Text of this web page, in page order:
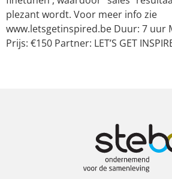
plezant wordt. Voor meer info zie
www.letsgetinspired.be Duur: 7 uur
Prijs: €150 Partner: LET’S GET